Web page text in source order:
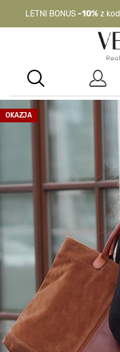
LETNI BONUS -10% z
WAKACJE10
OKAZJA